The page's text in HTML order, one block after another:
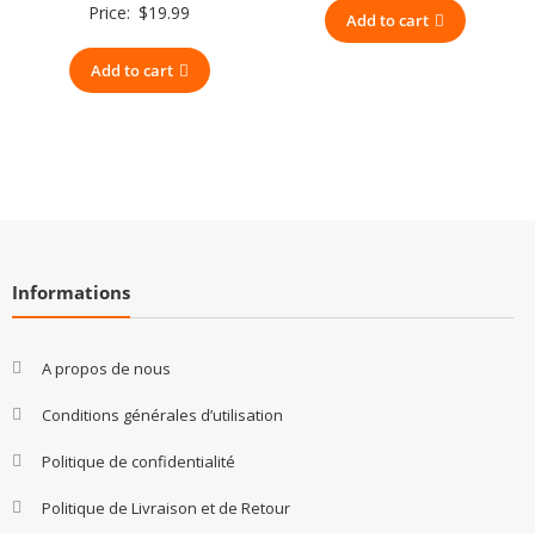
Price: $19.99
Add to cart
Add to cart
Informations
A propos de nous
Conditions générales d’utilisation
Politique de confidentialité
Politique de Livraison et de Retour